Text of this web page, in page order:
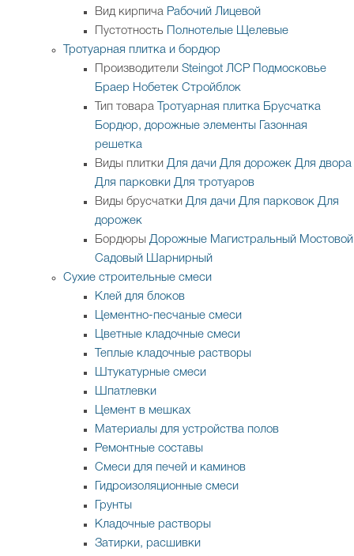
Вид кирпича Рабочий Лицевой
Пустотность
Полнотелые Щелевые
Тротуарная плитка и бордюр
Производители Steingot ЛСР
Подмосковье
Браер Нобетек Стройблок
Тип товара
Тротуарная плитка Брусчатка
Бордюр, дорожные элементы
Газонная
решетка
Виды плитки Для дачи Для дорожек Для двора
Для парковки Для тротуаров
Виды брусчатки Для дачи Для парковок Для
дорожек
Бордюры Дорожные Магистральный Мостовой
Садовый Шарнирный
Сухие строительные смеси
Клей для блоков
Цементно-песчаные смеси
Цветные кладочные смеси
Теплые кладочные растворы
Штукатурные смеси
Шпатлевки
Цемент в мешках
Материалы для устройства полов
Ремонтные составы
Смеси для печей и каминов
Гидроизоляционные смеси
Грунты
Кладочные растворы
Затирки, расшивки